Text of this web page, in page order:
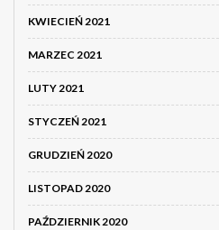
KWIECIEŃ 2021
MARZEC 2021
LUTY 2021
STYCZEŃ 2021
GRUDZIEŃ 2020
LISTOPAD 2020
PAŹDZIERNIK 2020